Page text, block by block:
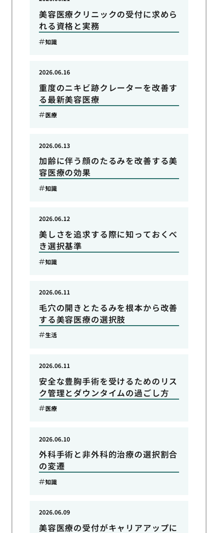
美容医療クリニックの受付に求めら
れる資格と実務
知識
重度のニキビ跡クレーターを改善す
る最新美容医療
2026.06.16
医療
加齢に伴う顔のたるみを改善する美
容医療の効果
2026.06.13
知識
美しさを追求する際に知っておくべ
き選択基準
2026.06.12
知識
毛穴の開きとたるみを根本から改善
する美容医療の選択肢
2026.06.11
生活
安全な豊胸手術を受けるためのリス
ク管理とダウンタイムの過ごし方
2026.06.11
医療
外科手術と非外科的治療の選択割合
の変遷
2026.06.10
知識
美容医療の受付がキャリアアップに
2026.06.09